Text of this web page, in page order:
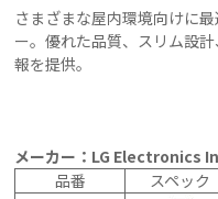
さまざまな屋内環境向けに
ー。優れた品質、スリム設
報を提供。
メーカー：LG Electronics
品番
スペック